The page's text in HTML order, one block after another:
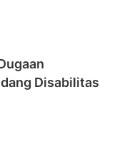
Disabilitas